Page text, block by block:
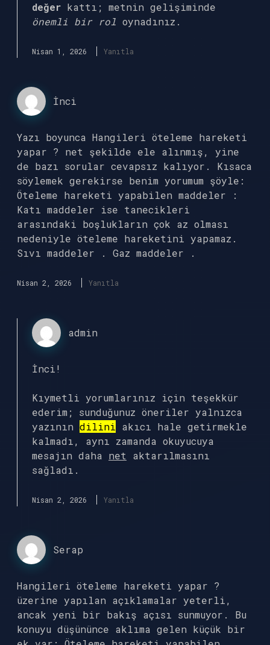
değer kattı; metnin gelişiminde
önemli bir rol oynadınız.
Nisan 1, 2026 Yanıtla
İnci
Yazı boyunca Hangileri öteleme hareketi
yapar ? net şekilde ele alınmış, yine
de bazı sorular cevapsız kalıyor. Kısaca
söylemek gerekirse benim yorumum şöyle:
Öteleme hareketi yapabilen maddeler :
Katı maddeler ise tanecikleri
arasındaki boşlukların çok az olması
nedeniyle öteleme hareketini yapamaz.
Sıvı maddeler . Gaz maddeler .
Nisan 2, 2026 Yanıtla
admin
İnci!
Kıymetli yorumlarınız için teşekkür
ederim; sunduğunuz öneriler yalnızca
yazının dilini akıcı hale getirmekle
kalmadı, aynı zamanda okuyucuya
mesajın daha net aktarılmasını
sağladı.
Nisan 2, 2026 Yanıtla
Serap
Hangileri öteleme hareketi yapar ?
üzerine yapılan açıklamalar yeterli,
ancak yeni bir bakış açısı sunmuyor. Bu
konuyu düşününce aklıma gelen küçük bir